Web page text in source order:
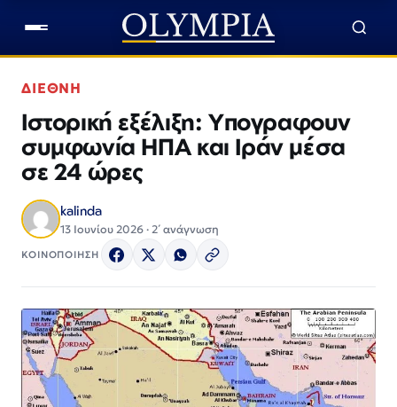
ΔΙΕΘΝΗ
Ιστορική εξέλιξη: Υπογραφουν
συμφωνία ΗΠΑ και Ιράν μέσα
σε 24 ώρες
kalinda
13 Ιουνίου 2026 · 2΄ ανάγνωση
ΚΟΙΝΟΠΟΙΗΣΗ